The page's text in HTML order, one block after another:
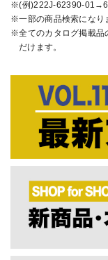
(例)222J-62390-
一部の商品検索になり
全てのカタログ掲載品
だけます。